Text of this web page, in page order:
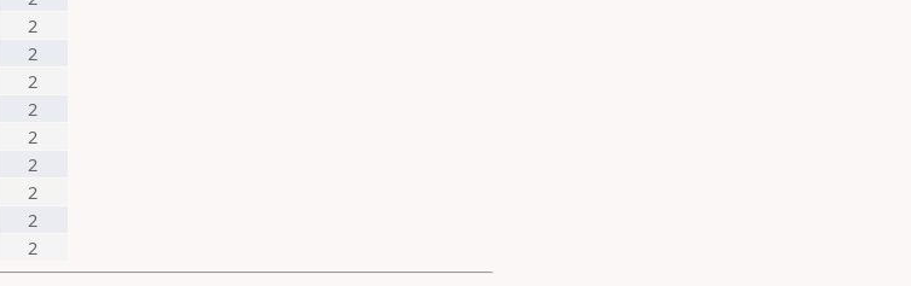
2
2
2
2
2
2
2
2
2